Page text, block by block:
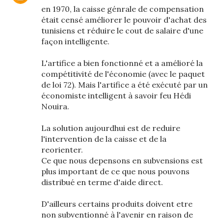
en 1970, la caisse génrale de compensation
était censé améliorer le pouvoir d'achat des
tunisiens et réduire le cout de salaire d'une
façon intelligente.
L'artifice a bien fonctionné et a amélioré la
compétitivité de l'économie (avec le paquet
de loi 72). Mais l'artifice a été exécuté par un
économiste intelligent à savoir feu Hédi
Nouira.
La solution aujourdhui est de reduire
l'intervention de la caisse et de la
reorienter.
Ce que nous depensons en subvensions est
plus important de ce que nous pouvons
distribué en terme d'aide direct.
D'ailleurs certains produits doivent etre
non subventionné à l'avenir en raison de